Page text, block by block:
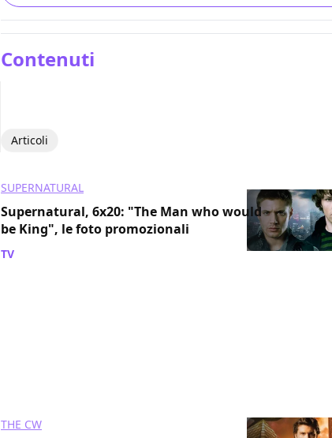
Contenuti
Articoli
SUPERNATURAL
Supernatural, 6x20: "The Man who would
be King", le foto promozionali
TV
THE CW